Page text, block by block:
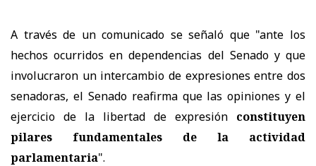
A través de un comunicado se señaló que "ante los
hechos ocurridos en dependencias del Senado y que
involucraron un intercambio de expresiones entre dos
senadoras, el Senado reafirma que las opiniones y el
ejercicio de la libertad de expresión constituyen
pilares fundamentales de la actividad
parlamentaria".